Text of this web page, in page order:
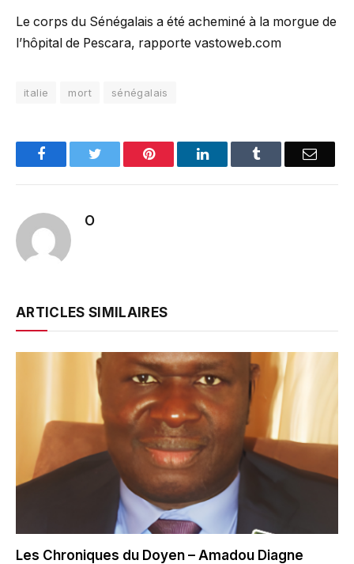
Le corps du Sénégalais a été acheminé à la morgue de
l’hôpital de Pescara, rapporte vastoweb.com
italie mort sénégalais
FacebookTwitter Pinterest LinkedInTumblr Email
O
ARTICLES SIMILAIRES
Les Chroniques du Doyen – Amadou Diagne